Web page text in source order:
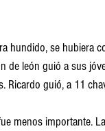
hundido, se hubiera
de león guió a sus
Ricardo guió, a 11
menos importante.